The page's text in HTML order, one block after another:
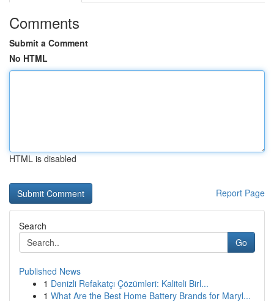
Comments
Submit a Comment
No HTML
HTML is disabled
Report Page
Search
Go
Published News
1 Denizli Refakatçı Çözümleri: Kaliteli Birl...
1 What Are the Best Home Battery Brands for Maryl...